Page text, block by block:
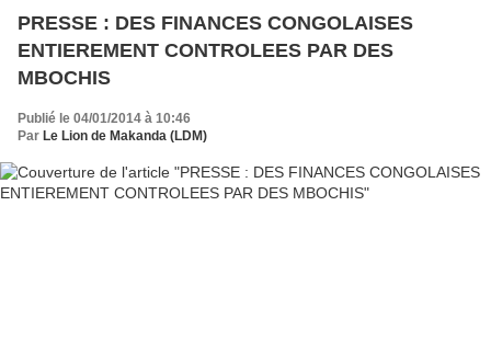
PRESSE : DES FINANCES CONGOLAISES
ENTIEREMENT CONTROLEES PAR DES
MBOCHIS
Publié le 04/01/2014 à 10:46
Par Le Lion de Makanda (LDM)